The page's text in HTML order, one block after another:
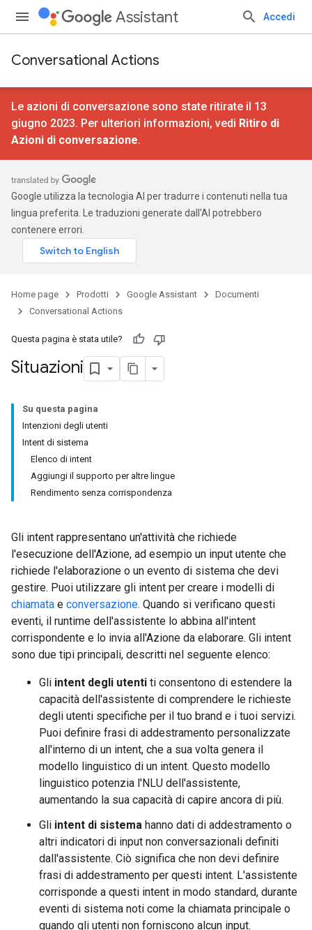
Assistant Accedi
Conversational Actions
Le azioni di conversazione sono state ritirate il 13
giugno 2023. Per ulteriori informazioni, vedi Ritiro di
Azioni di conversazione.
Google utilizza la tecnologia AI per tradurre i contenuti nella tua
lingua preferita. Le traduzioni generate dall'AI potrebbero
contenere errori.
Home page Prodotti Google Assistant
Documenti
Conversational Actions
Questa pagina è stata utile?
Situazioni
Su questa pagina
Intenzioni degli utenti
Intent di sistema
Elenco di intent
Aggiungi il supporto per altre lingue
Rendimento senza corrispondenza
Gli intent rappresentano un'attività che richiede
l'esecuzione dell'Azione, ad esempio un input utente che
richiede l'elaborazione o un evento di sistema che devi
gestire. Puoi utilizzare gli intent per creare i modelli di
chiamata e conversazione. Quando si verificano questi
eventi, il runtime dell'assistente lo abbina all'intent
corrispondente e lo invia all'Azione da elaborare. Gli intent
sono due tipi principali, descritti nel seguente elenco:
Gli intent degli utenti ti consentono di estendere la
capacità dell'assistente di comprendere le richieste
degli utenti specifiche per il tuo brand e i tuoi servizi.
Puoi definire frasi di addestramento personalizzate
all'interno di un intent, che a sua volta genera il
modello linguistico di un intent. Questo modello
linguistico potenzia l'NLU dell'assistente,
aumentando la sua capacità di capire ancora di più.
Gli intent di sistema hanno dati di addestramento o
altri indicatori di input non conversazionali definiti
dall'assistente. Ciò significa che non devi definire
frasi di addestramento per questi intent. L'assistente
corrisponde a questi intent in modo standard, durante
eventi di sistema noti come la chiamata principale o
quando gli utenti non forniscono alcun input.